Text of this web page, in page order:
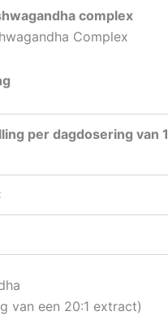
complex
Complex
per dagdosering van 1
van een 20:1 extract)